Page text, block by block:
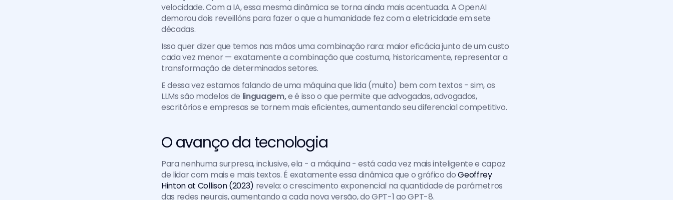
velocidade. Com a IA, essa mesma dinâmica se torna ainda mais acentuada. A OpenAI
demorou dois reveillóns para fazer o que a humanidade fez com a eletricidade em sete
décadas.
Isso quer dizer que temos nas mãos uma combinação rara: maior eficácia junto de um custo
cada vez menor — exatamente a combinação que costuma, historicamente, representar a
transformação de determinados setores.
E dessa vez estamos falando de uma máquina que lida (muito) bem com textos - sim, os
LLMs são modelos de linguagem, e é isso o que permite que advogadas, advogados,
escritórios e empresas se tornem mais eficientes, aumentando seu diferencial competitivo.
O avanço da tecnologia
Para nenhuma surpresa, inclusive, ela - a máquina - está cada vez mais inteligente e capaz
de lidar com mais e mais textos. É exatamente essa dinâmica que o gráfico do Geoffrey
Hinton at Collison (2023) revela: o crescimento exponencial na quantidade de parâmetros
das redes neurais, aumentando a cada nova versão, do GPT-1 ao GPT-8.